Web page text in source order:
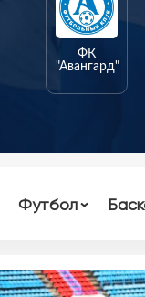
ФК
"Авангард"
Футбол